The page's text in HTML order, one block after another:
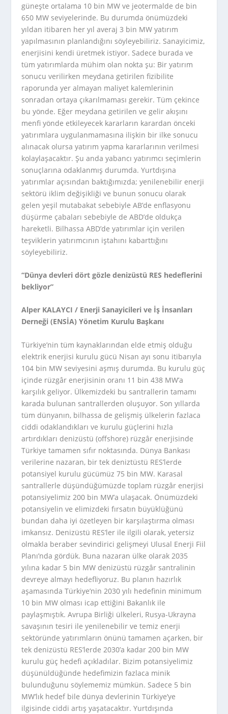
güneşte ortalama 10 bin MW ve jeotermalde de bin
650 MW seviyelerinde. Bu durumda önümüzdeki
yıldan itibaren her yıl averaj 3 bin MW yatırım
yapılmasının planlandığını söyleyebiliriz. Sanayicimiz,
enerjisini kendi üretmek istiyor. Sadece burada ve
tüm yatırımlarda mühim olan nokta şu: Bir yatırım
sonucu verilirken meydana getirilen fizibilite
raporunda yer almayan maliyet kalemlerinin
sonradan ortaya çıkarılmaması gerekir. Tüm çekince
bu yönde. Eğer meydana getirilen ve gelir akışını
menfi yönde etkileyecek kararların karardan önceki
yatırımlara uygulanmamasına ilişkin bir ilke sonucu
alınacak olursa yatırım yapma kararlarının verilmesi
kolaylaşacaktır. Şu anda yabancı yatırımcı seçimlerin
sonuçlarına odaklanmış durumda. Yurtdışına
yatırımlar açısından baktığımızda; yenilenebilir enerji
sektörü iklim değişikliği ve bunun sonucu olarak
gelen yeşil mutabakat sebebiyle AB’de enflasyonu
düşürme çabaları sebebiyle de ABD’de oldukça
hareketli. Bilhassa ABD’de yatırımlar için verilen
teşviklerin yatırımcının iştahını kabarttığını
söyleyebiliriz.
“Dünya devleri dört gözle denizüstü RES hedeflerini
bekliyor”
Alper KALAYCI / Enerji Sanayicileri ve İş İnsanları
Derneği (ENSİA) Yönetim Kurulu Başkanı
Türkiye’nin tüm kaynaklarından elde etmiş olduğu
elektrik enerjisi kurulu gücü Nisan ayı sonu itibarıyla
104 bin MW seviyesini aşmış durumda. Bu kurulu güç
içinde rüzgâr enerjisinin oranı 11 bin 438 MW’a
karşılık geliyor. Ülkemizdeki bu santrallerin tamamı
karada bulunan santrallerden oluşuyor. Son yıllarda
tüm dünyanın, bilhassa de gelişmiş ülkelerin fazlaca
ciddi odaklandıkları ve kurulu güçlerini hızla
artırdıkları denizüstü (offshore) rüzgâr enerjisinde
Türkiye tamamen sıfır noktasında. Dünya Bankası
verilerine nazaran, bir tek deniztüstü RES’lerde
potansiyel kurulu gücümüz 75 bin MW. Karasal
santrallerle düşündüğümüzde toplam rüzgâr enerjisi
potansiyelimiz 200 bin MW’a ulaşacak. Önümüzdeki
potansiyelin ve elimizdeki fırsatın büyüklüğünü
bundan daha iyi özetleyen bir karşılaştırma olması
imkansız. Denizüstü RES’ler ile ilgili olarak, yetersiz
olmakla beraber sevindirici gelişmeyi Ulusal Enerji Fiil
Planı’nda gördük. Buna nazaran ülke olarak 2035
yılına kadar 5 bin MW denizüstü rüzgâr santralinin
devreye almayı hedefliyoruz. Bu planın hazırlık
aşamasında Türkiye’nin 2030 yılı hedefinin minimum
10 bin MW olması icap ettiğini Bakanlık ile
paylaşmıştık. Avrupa Birliği ülkeleri, Rusya-Ukrayna
savaşının tesiri ile yenilenebilir ve temiz enerji
sektöründe yatırımların önünü tamamen açarken, bir
tek denizüstü RES’lerde 2030’a kadar 200 bin MW
kurulu güç hedefi açıkladılar. Bizim potansiyelimiz
düşünüldüğünde hedefimizin fazlaca minik
bulunduğunu söylememiz mümkün. Sadece 5 bin
MW’lık hedef bile dünya devlerinin Türkiye’ye
ilgisinde ciddi artış yaşatacaktır. Yurtdışında